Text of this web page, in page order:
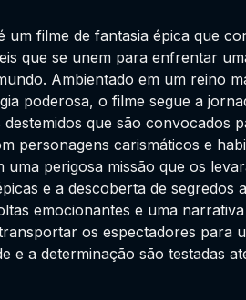
um filme de fantasia épica que
que se unem para enfrentar
Ambientado em um reino
poderosa, o filme segue a
que são convocados
personagens carismáticos e
uma perigosa missão que os
e a descoberta de segredos
emocionantes e uma
os espectadores para
e a determinação são testadas